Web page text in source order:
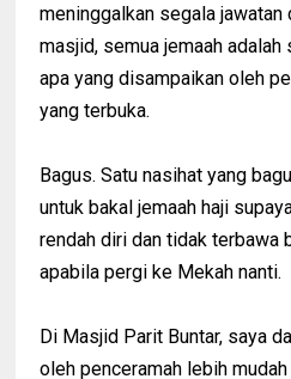
meninggalkan segala jawatan
masjid, semua jemaah adalah
apa yang disampaikan oleh
yang terbuka.
Bagus. Satu nasihat yang
untuk bakal jemaah haji
rendah diri dan tidak terbawa
apabila pergi ke Mekah nanti.
Di Masjid Parit Buntar, saya
oleh penceramah lebih